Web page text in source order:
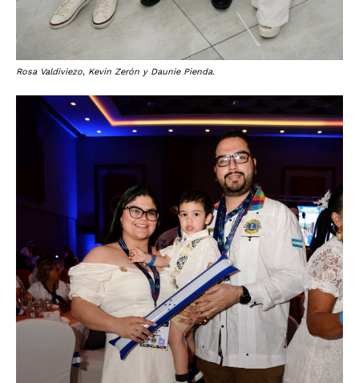
Rosa Valdiviezo, Kevin Zerón y Daunie Pienda.